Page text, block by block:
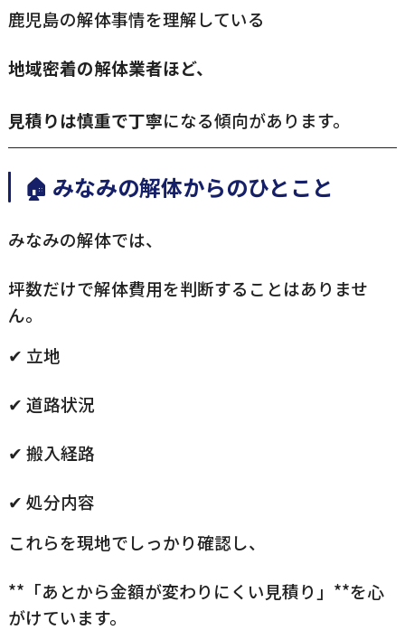
鹿児島の解体事情を理解している
地域密着の解体業者ほど、
見積りは慎重で丁寧になる傾向があります。
🏠 みなみの解体からのひとこと
みなみの解体では、
坪数だけで解体費用を判断することはありませ
ん。
✔ 立地
✔ 道路状況
✔ 搬入経路
✔ 処分内容
これらを現地でしっかり確認し、
**「あとから金額が変わりにくい見積り」**を心
がけています。